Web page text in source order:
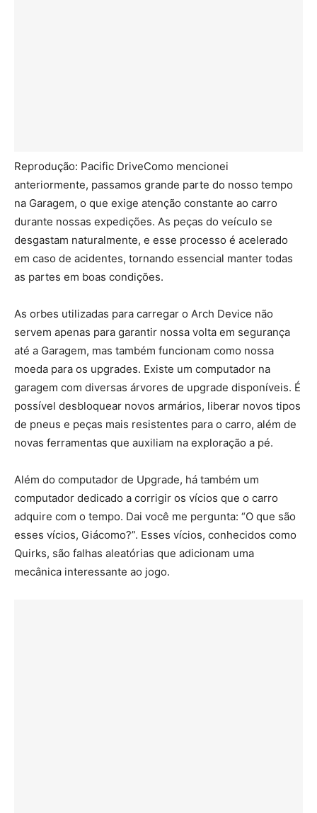
Reprodução: Pacific DriveComo mencionei
anteriormente, passamos grande parte do nosso tempo
na Garagem, o que exige atenção constante ao carro
durante nossas expedições. As peças do veículo se
desgastam naturalmente, e esse processo é acelerado
em caso de acidentes, tornando essencial manter todas
as partes em boas condições.
As orbes utilizadas para carregar o Arch Device não
servem apenas para garantir nossa volta em segurança
até a Garagem, mas também funcionam como nossa
moeda para os upgrades. Existe um computador na
garagem com diversas árvores de upgrade disponíveis. É
possível desbloquear novos armários, liberar novos tipos
de pneus e peças mais resistentes para o carro, além de
novas ferramentas que auxiliam na exploração a pé.
Além do computador de Upgrade, há também um
computador dedicado a corrigir os vícios que o carro
adquire com o tempo. Dai você me pergunta: “O que são
esses vícios, Giácomo?”. Esses vícios, conhecidos como
Quirks, são falhas aleatórias que adicionam uma
mecânica interessante ao jogo.